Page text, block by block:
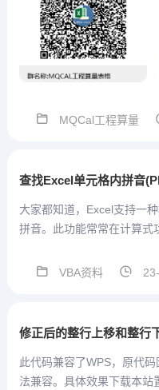
MQCal工程算量
查找Excel单元格内拼音
大家都知道，Excel支持一
拼音。此功能常常在计算式
你会很绝望。这里，提供
VBA资料
修正后的整行上移和整行
此代码兼容了WPS，原代
法兼容。具体效果下载本站